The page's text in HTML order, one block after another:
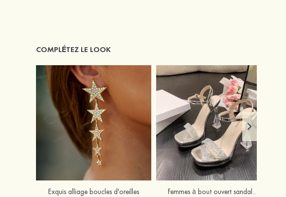
COMPLÉTEZ LE LOOK
Exquis alliage boucles d'oreilles Femmes à bout ouvert sandales talon bottier fête et soirée chaussures de mode